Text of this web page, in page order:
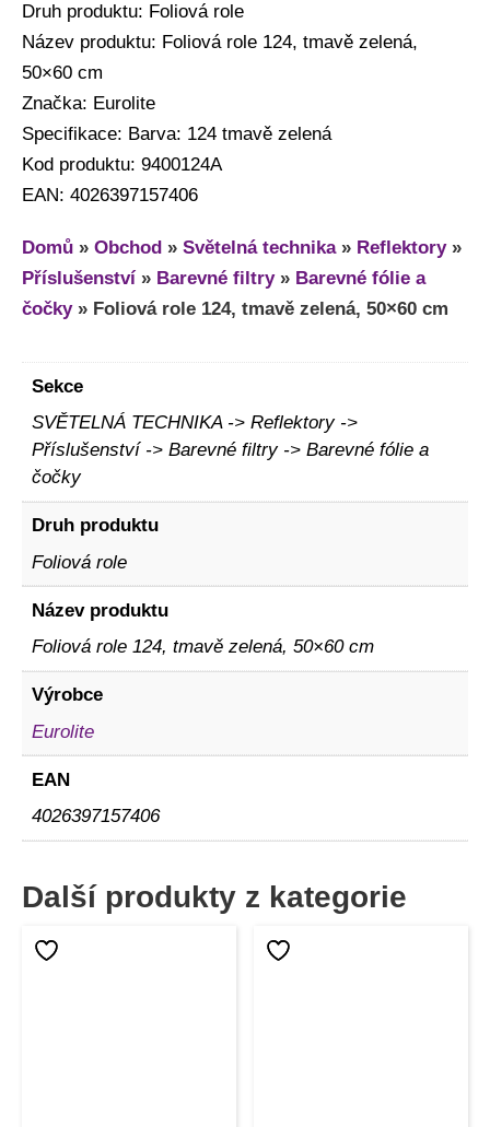
Druh produktu: Foliová role
Název produktu: Foliová role 124, tmavě zelená,
50×60 cm
Značka: Eurolite
Specifikace: Barva: 124 tmavě zelená
Kod produktu: 9400124A
EAN: 4026397157406
Domů » Obchod » Světelná technika» Reflektory»
Příslušenství » Barevné filtry» Barevné fólie a
čočky» Foliová role 124, tmavě zelená, 50×60 cm
Sekce
SVĚTELNÁ TECHNIKA -> Reflektory ->
Příslušenství -> Barevné filtry -> Barevné fólie a
čočky
Druh produktu
Foliová role
Název produktu
Foliová role 124, tmavě zelená, 50×60 cm
Výrobce
Eurolite
EAN
4026397157406
Další produkty z kategorie